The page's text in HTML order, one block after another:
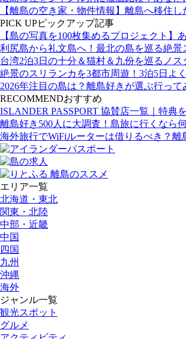
【離島の空き家・物件情報】離島へ移住
PICK UPピックアップ記事
【島の写真を100枚集めるプロジェクト】
利尻島から礼文島へ！最北の島を巡る絶景
台湾2泊3日の十分＆猫村＆九份を巡るノ
絶景のスリランカを3都市周遊！3泊5日よ
2026年注目の島は？離島好きが選ぶ行っ
RECOMMENDおすすめ
ISLANDER PASSPORT 協賛店一覧｜特典
離島好き500人に大調査！島旅に行くなら
海外旅行でWiFiルーターは借りるべき？離
エリア一覧
北海道・東北
関東・北陸
中部・近畿
中国
四国
九州
沖縄
海外
ジャンル一覧
観光スポット
グルメ